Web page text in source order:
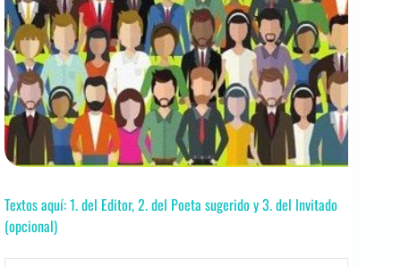
Textos aquí: 1. del Editor, 2. del Poeta sugerido y 3. del Invitado
(opcional)